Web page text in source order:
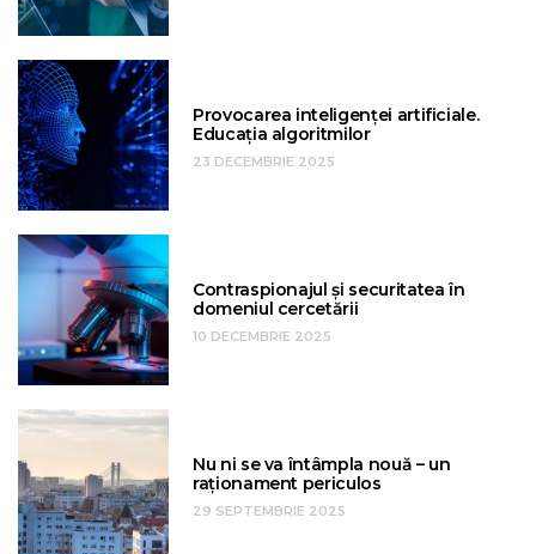
Provocarea inteligenței artificiale.
Educația algoritmilor
23 DECEMBRIE 2025
Contraspionajul și securitatea în
domeniul cercetării
10 DECEMBRIE 2025
Nu ni se va întâmpla nouă – un
raționament periculos
29 SEPTEMBRIE 2025